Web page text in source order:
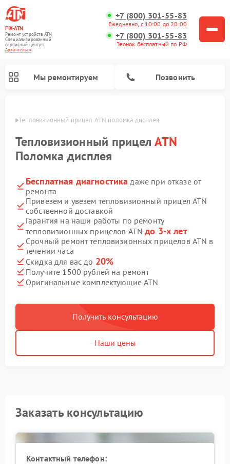
FIX-ATN
Ремонт устройств ATN
Специализированный
cервисный центр г.
Архангельск
+7 (800) 301-55-83
Ежедневно, с 10:00 до 20:00
+7 (800) 301-55-83
Звонок бесплатный по РФ
Мы ремонтируем Позвонить
Тепловизионный прицел ATN поломка дисплея
Тепловизионный прицелATN
Поломка дисплея
Бесплатная диагностика даже при отказе от
ремонта
Привезем и увезем тепловизионный прицел ATN
собственной доставкой
Гарантия на наши работы по ремонту
тепловизионных прицелов ATNдо 3-х лет
Срочный ремонт тепловизионных прицелов ATN в
течении часа
Скидка для вас до 20%
Получите 1500 рублей на ремонт
Оригинальные комплектующие ATN
Получить консультацию
Наши цены
Заказать консультацию
Контактный телефон: